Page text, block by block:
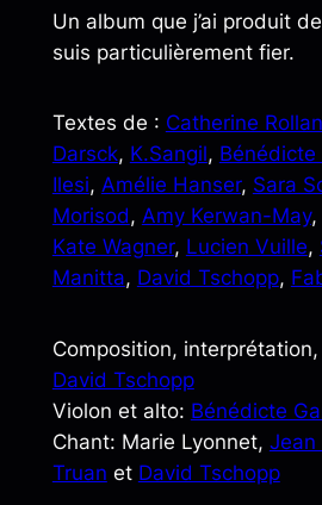
Un album que j’ai produit
suis particulièrement fier.
Textes de : Catherine
Darsck, K.Sangil, Bénédicte
Ilesi, Amélie Hanser, Sara
Morisod, Amy Kerwan-May,
Kate Wagner, Lucien Vuille,
Manitta, David Tschopp,
Composition,
David Tschopp
Violon et alto: Bénédicte
Chant: Marie Lyonnet, Jean
Truan et David Tschopp